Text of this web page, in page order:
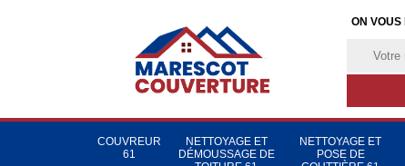
ON VOUS
COUVREUR
61
NETTOYAGE ET
DÉMOUSSAGE DE
NETTOYAGE ET
POSE DE